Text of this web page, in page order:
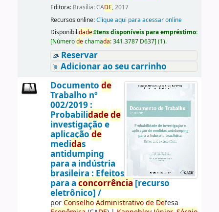
Editora: Brasília: CADE, 2017
Recursos online:Clique aqui para acessar online
Disponibilidade:Itens disponíveis para empréstimo:
[Númerodechamada:341.3787 D637] (1).
Reservar
Adicionar ao seu carrinho
Documento de
Trabalho nº
002/2019 :
Probabilidadede
investigação e
aplicação de
medidas
antidumping
para a indústria
brasileira : Efeitos
para a concorrência [recurso
eletrônico] /
porConselho Administrativo de Defesa